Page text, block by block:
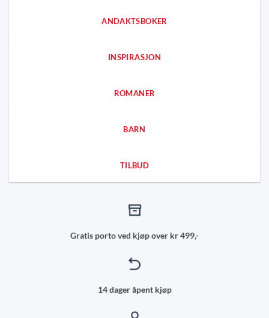
ANDAKTSBOKER
INSPIRASJON
ROMANER
BARN
TILBUD
Gratis porto ved kjøp over kr 499,-
14 dager åpent kjøp